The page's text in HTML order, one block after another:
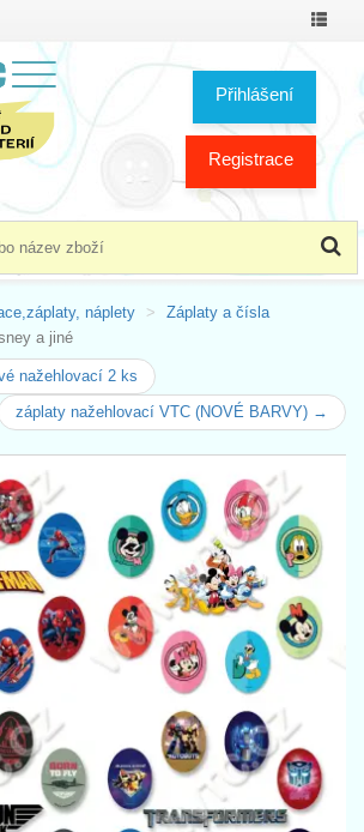
Přihlášení
Registrace
náplety
Záplaty a čísla
a jiné
nažehlovací 2 ks
záplaty nažehlovací VTC (NOVÉ BARVY) →